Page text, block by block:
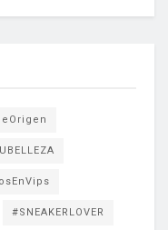
#SNEAKERLOVER